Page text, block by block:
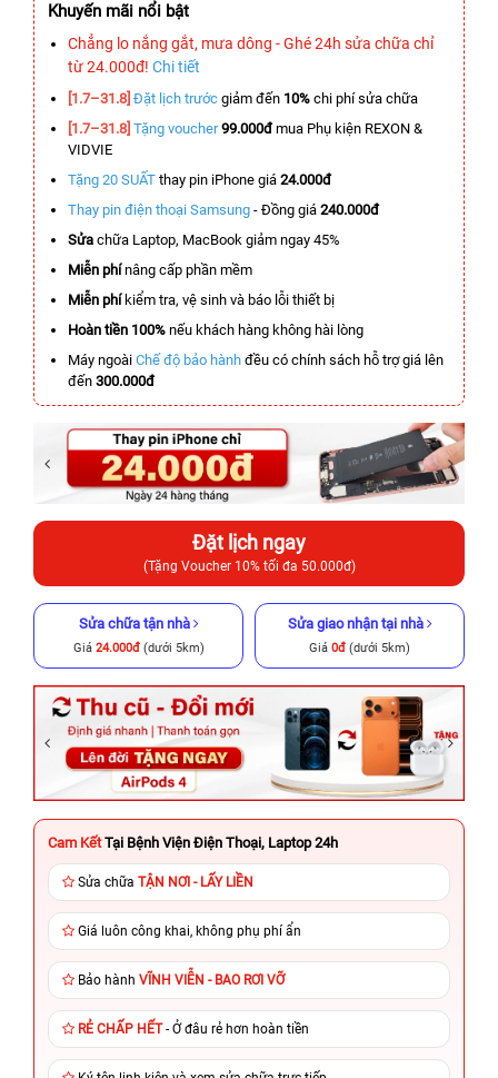
Khuyến mãi nổi bật
Chẳng lo nắng gắt, mưa dông - Ghé 24h sửa chữa chỉ
từ 24.000đ! Chi tiết
[1.7–31.8] Đặt lịch trước giảm đến 10% chi phí sửa chữa
[1.7–31.8] Tặng voucher 99.000đmua Phụ kiện REXON &
VIDVIE
Tặng 20 SUẤT thay pin iPhone giá 24.000đ
Thay pin điện thoại Samsung - Đồng giá 240.000đ
Sửa chữa Laptop, MacBook giảm ngay 45%
Miễn phínâng cấp phần mềm
Miễn phíkiểm tra, vệ sinh và báo lỗi thiết bị
Hoàn tiền 100% nếu khách hàng không hài lòng
Máy ngoài Chế độ bảo hành đều có chính sách hỗ trợ giá lên
đến 300.000đ
Đặt lịch ngay
(Tặng Voucher 10% tối đa 50.000đ)
Sửa chữa tận nhà
Giá 24.000đ(dưới 5km)
Sửa giao nhận tại nhà
Giá 0đ (dưới 5km)
Cam Kết Tại Bệnh Viện Điện Thoại, Laptop 24h
Sửa chữa TẬN NƠI - LẤY LIỀN
Giá luôn công khai, không phụ phí ẩn
Bảo hành VĨNH VIỄN - BAO RƠI VỠ
RẺ CHẤP HẾT- Ở đâu rẻ hơn hoàn tiền